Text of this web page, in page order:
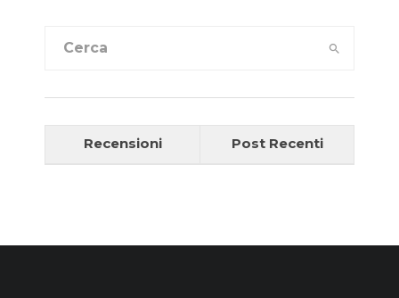
Recensioni Post Recenti